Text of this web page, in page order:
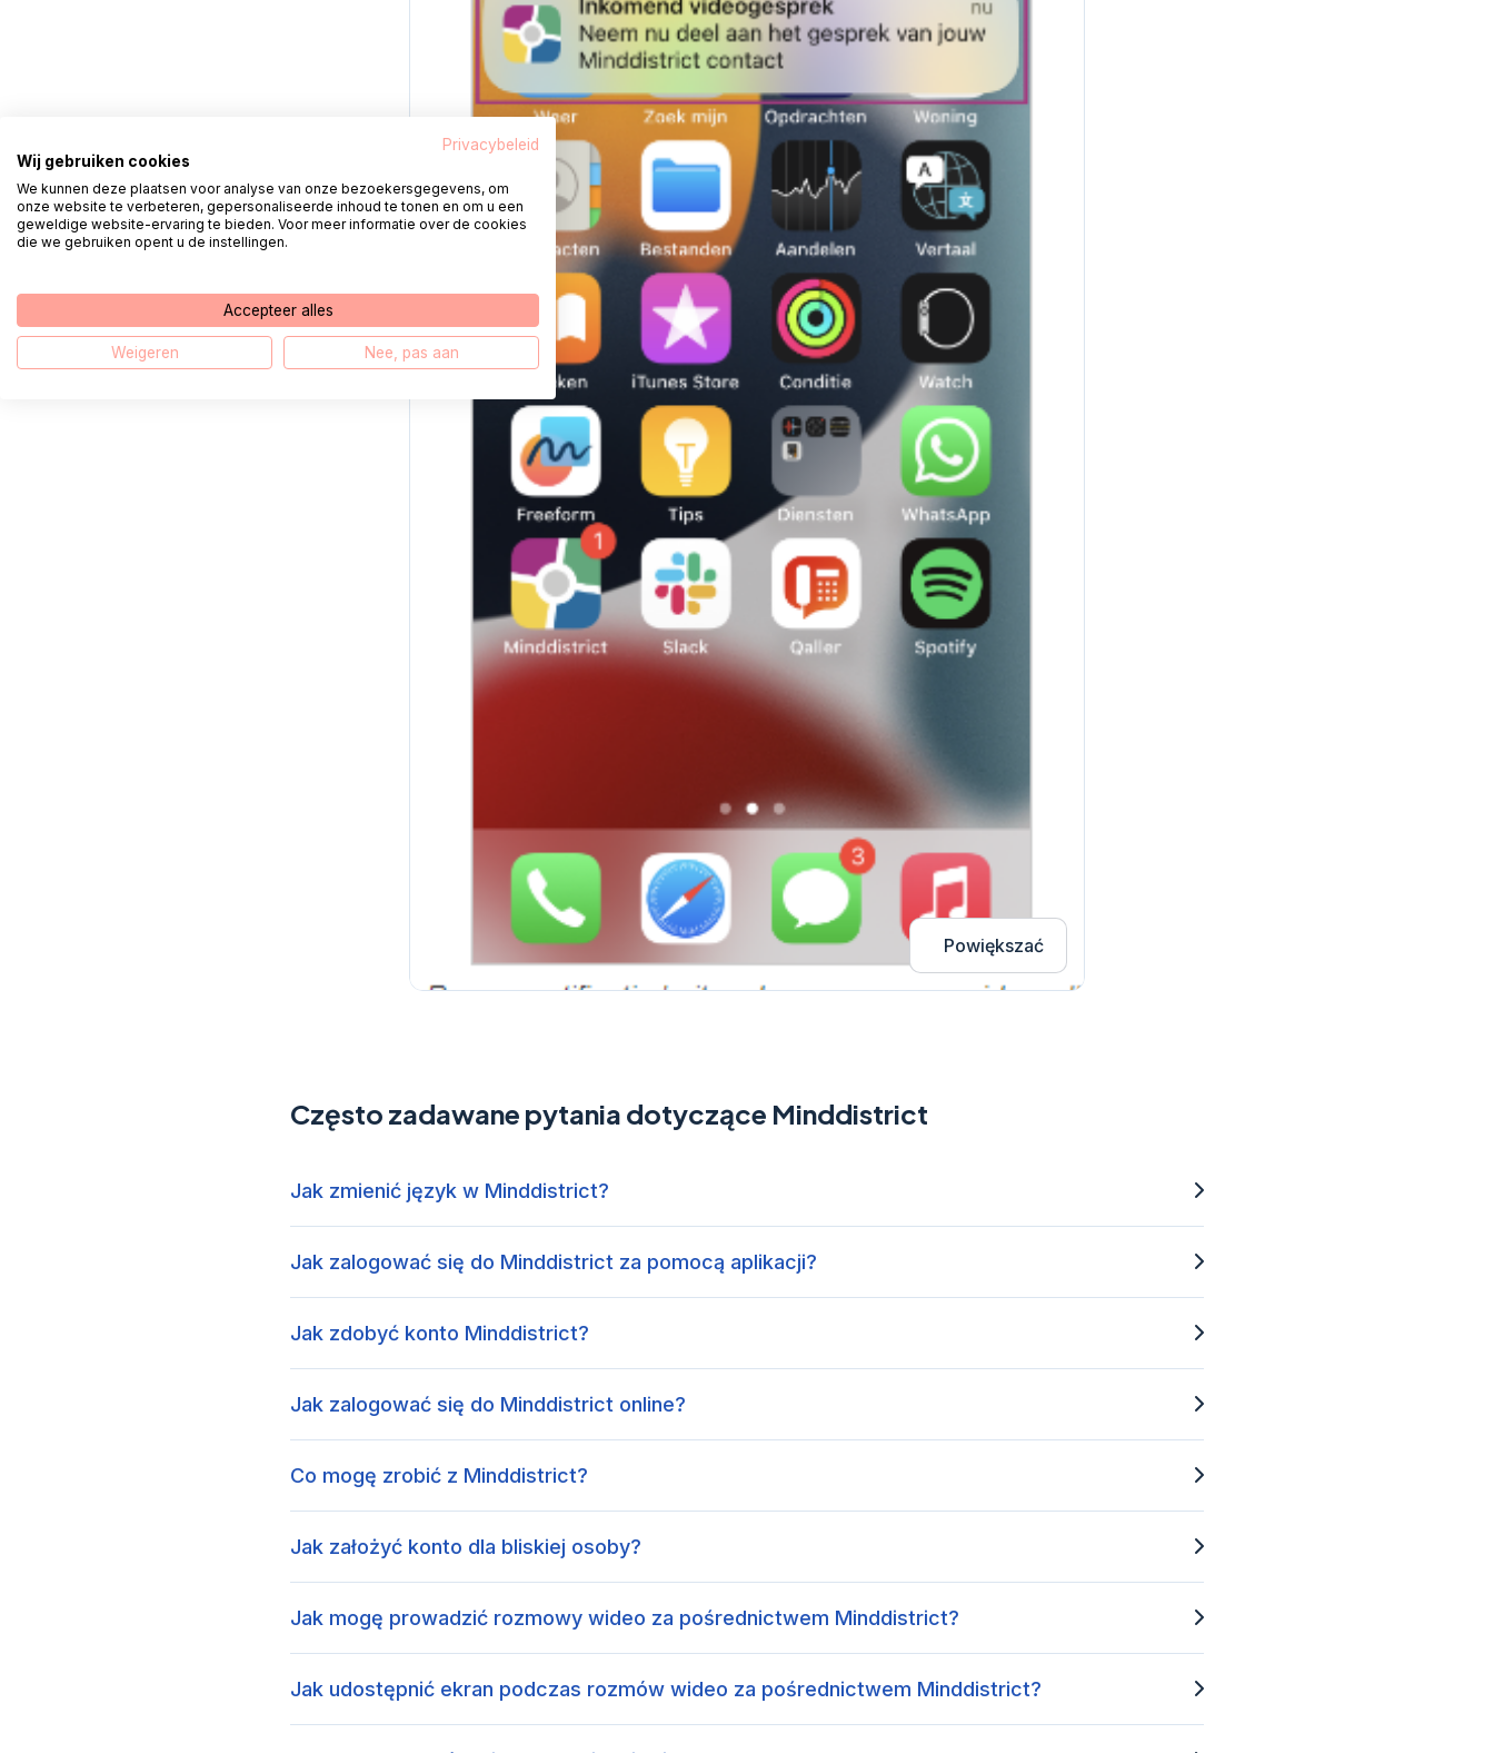
Powiększać
Często zadawane pytania dotyczące Minddistrict
Jak zmienić język w Minddistrict?
Jak zalogować się do Minddistrict za pomocą aplikacji?
Jak zdobyć konto Minddistrict?
Jak zalogować się do Minddistrict online?
Co mogę zrobić z Minddistrict?
Jak założyć konto dla bliskiej osoby?
Jak mogę prowadzić rozmowy wideo za pośrednictwem Minddistrict?
Jak udostępnić ekran podczas rozmów wideo za pośrednictwem Minddistrict?
Privacybeleid
Wij gebruiken cookies
We kunnen deze plaatsen voor analyse van onze bezoekersgegevens, om
onze website te verbeteren, gepersonaliseerde inhoud te tonen en om u een
geweldige website-ervaring te bieden. Voor meer informatie over de cookies
die we gebruiken opent u de instellingen.
Accepteer alles
Weigeren Nee, pas aan